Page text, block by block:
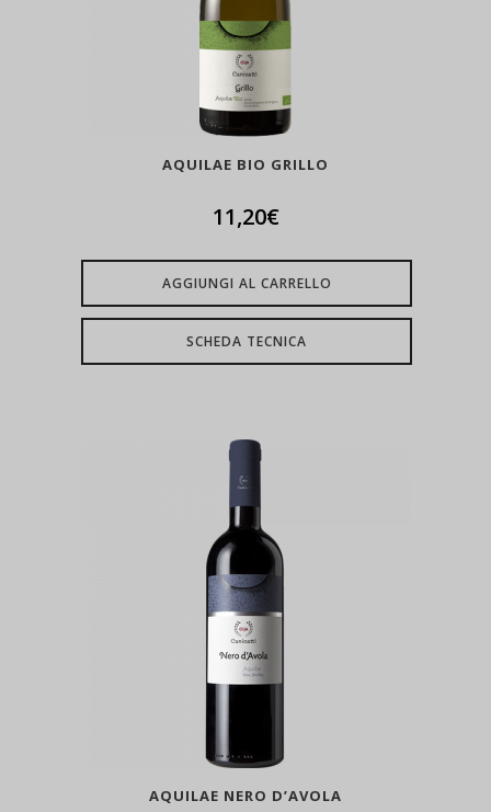
AQUILAE BIO GRILLO
11,20€
AGGIUNGI AL CARRELLO
SCHEDA TECNICA
AQUILAE NERO D’AVOLA